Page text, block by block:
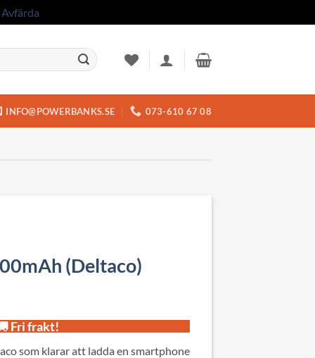
Avfärda
INFO@POWERBANKS.SE 073-610 67 08
(Deltaco)
Fri frakt!
som klarar att ladda en smartphone